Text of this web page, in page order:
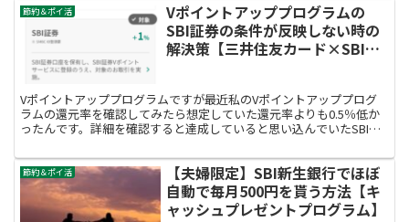
節約＆ポイ活
Vポイントアッププログラムの
SBI証券の条件が反映しない時の
解決策【三井住友カード×SBI証
Vポイントアッププログラムですが最近私のVポイントアッププログ
ラムの還元率を確認してみたら想定していた還元率よりも0.5％低か
ったんです。詳細を確認すると達成していると思い込んでいたSBI証
の記事では私のVポイントアッププログラムのSBI証券のサービス利用
条件が反映していなかった理由とその解決策について解説いたしま
す。
節約＆ポイ活
【夫婦限定】SBI新生銀行でほぼ
自動で毎月500円を貰う方法【キ
ャッシュプレゼントプログラム】